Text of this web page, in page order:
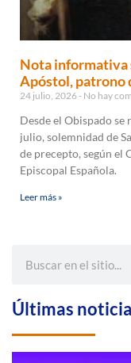
Nota informativa
Apóstol, patrono
24 julio, 2026 No hay
Desde el Obispado
julio, solemnidad de
de precepto, según el
Episcopal Española.
Leer más »
Últimas